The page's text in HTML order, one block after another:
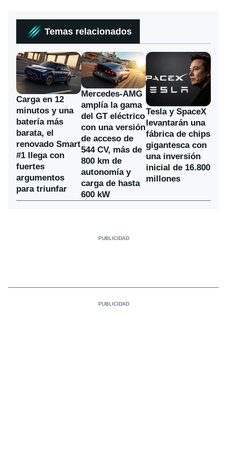
Temas relacionados
Carga en 12
minutos y una
batería más
barata, el
renovado Smart
#1 llega con
fuertes
argumentos
para triunfar
Mercedes-AMG
amplía la gama
del GT eléctrico
con una versión
de acceso de
544 CV, más de
800 km de
autonomía y
carga de hasta
600 kW
Tesla y SpaceX
levantarán una
fábrica de chips
gigantesca con
una inversión
inicial de 16.800
millones